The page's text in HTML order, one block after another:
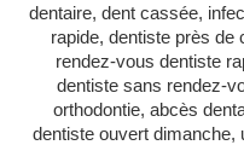
dentaire, dent cassée,
rapide, dentiste près de
rendez-vous dentiste
dentiste sans rendez-
orthodontie, abcès
dentiste ouvert dimanche,